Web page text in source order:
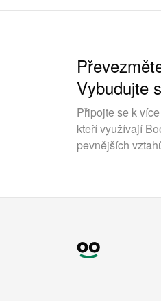
Vybudujte
Připojte se k
kteří využívají
pevnějších